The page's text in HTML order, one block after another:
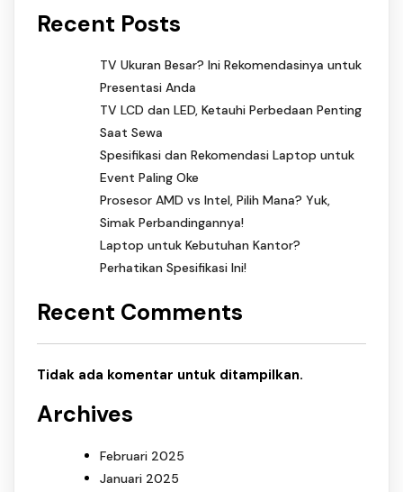
Recent Posts
TV Ukuran Besar? Ini Rekomendasinya untuk
Presentasi Anda
TV LCD dan LED, Ketauhi Perbedaan Penting
Saat Sewa
Spesifikasi dan Rekomendasi Laptop untuk
Event Paling Oke
Prosesor AMD vs Intel, Pilih Mana? Yuk,
Simak Perbandingannya!
Laptop untuk Kebutuhan Kantor?
Perhatikan Spesifikasi Ini!
Recent Comments
Tidak ada komentar untuk ditampilkan.
Archives
Februari 2025
Januari 2025